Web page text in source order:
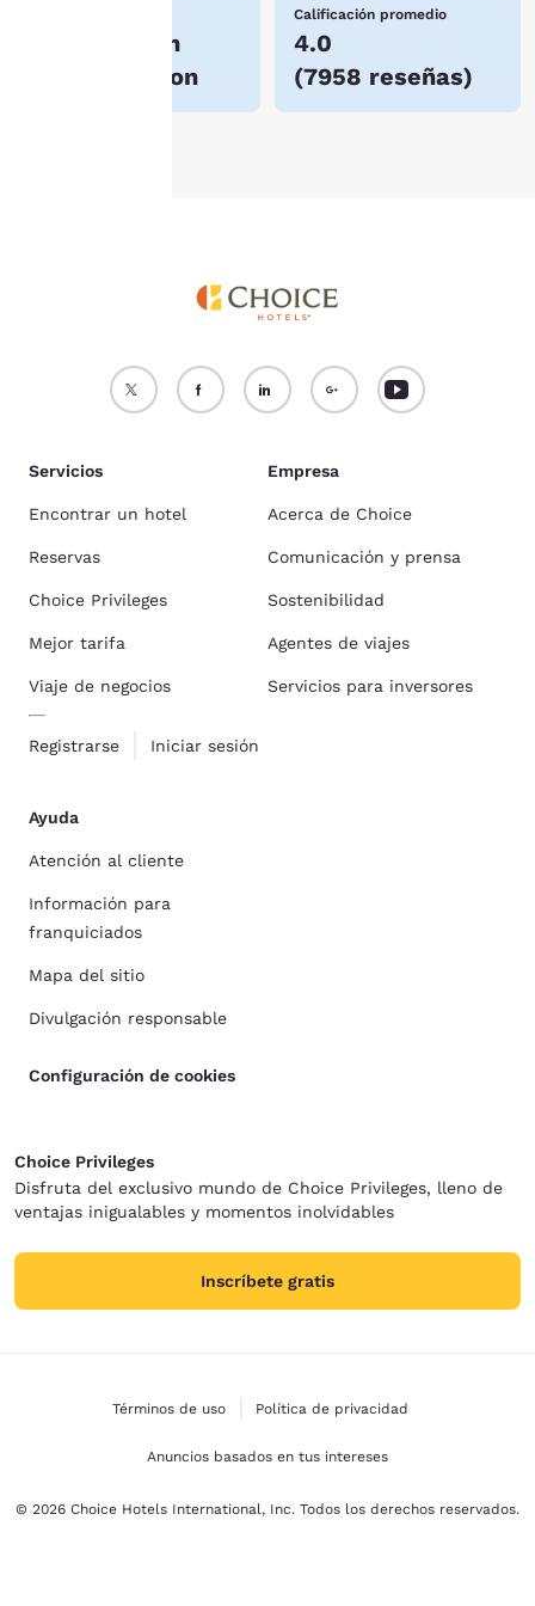
7 hoteles en
Mount Vernon
Calificación promedio
4.0
(7958 reseñas)
Aceptar todas las cookies Rechazar todas las
Servicios
Encontrar un hotel
Reservas
Choice Privileges
Mejor tarifa
Viaje de negocios
Registrarse Iniciar sesión
Empresa
Acerca de Choice
Comunicación y prensa
Sostenibilidad
Agentes de viajes
Servicios para inversores
Ayuda
Atención al cliente
Información para
franquiciados
Mapa del sitio
Divulgación responsable
Configuración de cookies
Choice Privileges
Disfruta del exclusivo mundo de Choice Privileges, lleno de
ventajas inigualables y momentos inolvidables
Inscríbete gratis
Términos de uso Política de privacidad
Anuncios basados en tus intereses
© 2026 Choice Hotels International, Inc. Todos los derechos reservados.